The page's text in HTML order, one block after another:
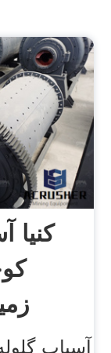
کنیا
آسیاب